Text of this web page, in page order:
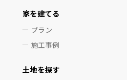
家を建てる
プラン
施工事例
土地を探す